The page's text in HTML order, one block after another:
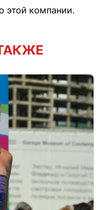
этой компании.